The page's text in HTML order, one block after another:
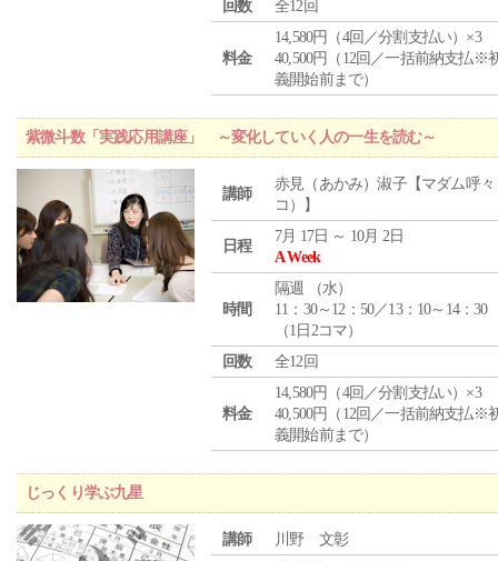
回数
全12回
料金
14,580円（4回／分割支払い）×3
40,500円（12回／一括前納支払※
義開始前まで）
紫微斗数「実践応用講座」 ～変化していく人の一生を読む～
講師
赤見（あかみ）淑子【マダム呼々
コ）】
日程
7月 17日 ～ 10月 2日
A Week
時間
隔週 （水）
11：30～12：50／13：10～14：30
（1日2コマ）
回数
全12回
料金
14,580円（4回／分割支払い）×3
40,500円（12回／一括前納支払※
義開始前まで）
じっくり学ぶ九星
講師 川野 文彰